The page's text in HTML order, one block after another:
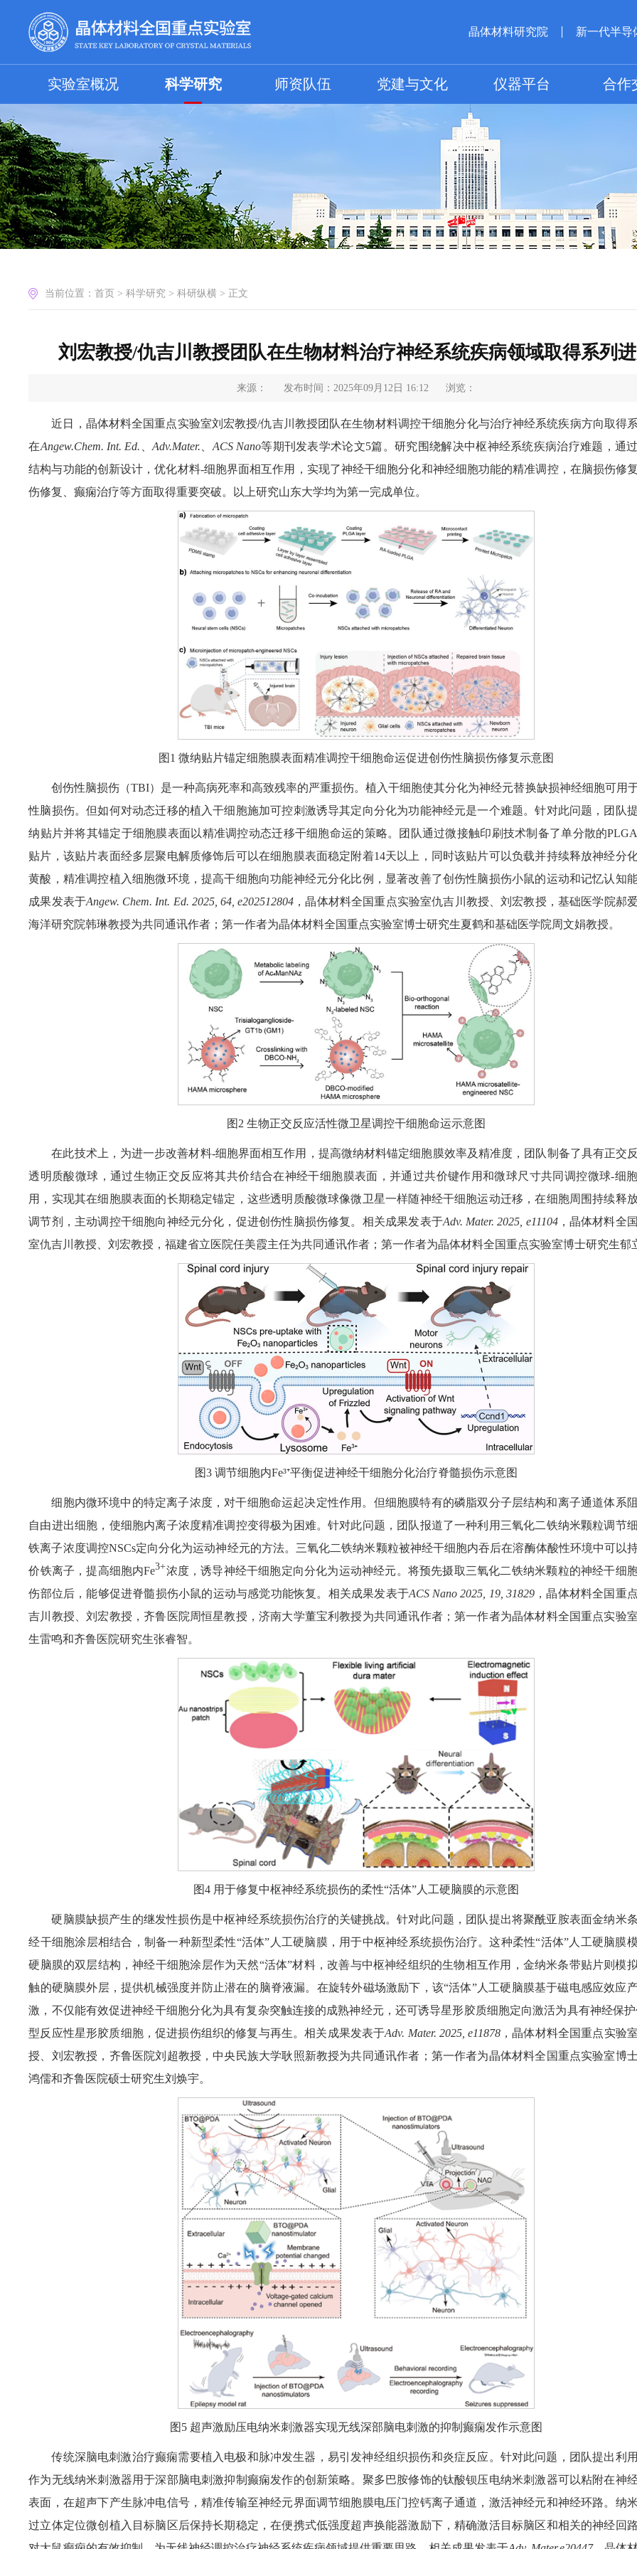
晶体材料研究院 新一代半导
实验室概况 科学研究 师资队伍 党建与文化 仪器平台 合作
当前位置： 首页 > 科学研究 > 科研纵横 > 正文
刘宏教授/仇吉川教授团队在生物材料治疗神经系统疾病领域取得系列
来源： 发布时间：2025年09月12日 16:12 浏览：
近日，晶体材料全国重点实验室刘宏教授/仇吉川教授团队在生物材料调控干细胞分化与治疗神经系统疾病方向取得
在Angew.Chem. Int. Ed. Adv.Mater. ACS Nano等期刊发表学术论文5篇。研究围绕解决中枢神经系统疾病治疗难题，通
结构与功能的创新设计，优化材料-细胞界面相互作用，实现了神经干细胞分化和神经细胞功能的精准调控，在脑损伤修
伤修复、癫痫治疗等方面取得重要突破。以上研究山东大学均为第一完成单位。
图1 微纳贴片锚定细胞膜表面精准调控干细胞命运促进创伤性脑损伤修复示意图
创伤性脑损伤（TBI）是一种高病死率和高致残率的严重损伤。植入干细胞使其分化为神经元替换缺损神经细胞可用
性脑损伤。但如何对动态迁移的植入干细胞施加可控刺激诱导其定向分化为功能神经元是一个难题。针对此问题，团队
纳贴片并将其锚定于细胞膜表面以精准调控动态迁移干细胞命运的策略。团队通过微接触印刷技术制备了单分散的
贴片，该贴片表面经多层聚电解质修饰后可以在细胞膜表面稳定附着14天以上，同时该贴片可以负载并持续释放神经分
黄酸，精准调控植入细胞微环境，提高干细胞向功能神经元分化比例，显著改善了创伤性脑损伤小鼠的运动和记忆认知
成果发表于Angew. Chem. Int. Ed. 2025, 64, e202512804 ，晶体材料全国重点实验室仇吉川教授、刘宏教授，基础医学院郝
海洋研究院韩琳教授为共同通讯作者；第一作者为晶体材料全国重点实验室博士研究生夏鹤和基础医学院周文娟教授。
图2 生物正交反应活性微卫星调控干细胞命运示意图
在此技术上，为进一步改善材料-细胞界面相互作用，提高微纳材料锚定细胞膜效率及精准度，团队制备了具有正交
透明质酸微球，通过生物正交反应将其共价结合在神经干细胞膜表面，并通过共价键作用和微球尺寸共同调控微球-细
用，实现其在细胞膜表面的长期稳定锚定，这些透明质酸微球像微卫星一样随神经干细胞运动迁移，在细胞周围持续释
调节剂，主动调控干细胞向神经元分化，促进创伤性脑损伤修复。相关成果发表于Adv. Mater. 2025, e11104，晶体材料全
室仇吉川教授、刘宏教授，福建省立医院任美霞主任为共同通讯作者；第一作者为晶体材料全国重点实验室博士研究生郁
图3 调节细胞内Fe³⁺平衡促进神经干细胞分化治疗脊髓损伤示意图
细胞内微环境中的特定离子浓度，对干细胞命运起决定性作用。但细胞膜特有的磷脂双分子层结构和离子通道体系
自由进出细胞，使细胞内离子浓度精准调控变得极为困难。针对此问题，团队报道了一种利用三氧化二铁纳米颗粒调节
铁离子浓度调控NSCs定向分化为运动神经元的方法。三氧化二铁纳米颗粒被神经干细胞内吞后在溶酶体酸性环境中可以
价铁离子，提高细胞内Fe3+浓度，诱导神经干细胞定向分化为运动神经元。将预先摄取三氧化二铁纳米颗粒的神经干细
伤部位后，能够促进脊髓损伤小鼠的运动与感觉功能恢复。相关成果发表于ACS Nano 2025, 19, 31829，晶体材料全国重
吉川教授、刘宏教授，齐鲁医院周恒星教授，济南大学董宝利教授为共同通讯作者；第一作者为晶体材料全国重点实验
生雷鸣和齐鲁医院研究生张睿智。
图4 用于修复中枢神经系统损伤的柔性“活体”人工硬脑膜的示意图
硬脑膜缺损产生的继发性损伤是中枢神经系统损伤治疗的关键挑战。针对此问题，团队提出将聚酰亚胺表面金纳米
经干细胞涂层相结合，制备一种新型柔性“活体”人工硬脑膜，用于中枢神经系统损伤治疗。这种柔性“活体”人工硬脑膜
硬脑膜的双层结构，神经干细胞涂层作为天然“活体”材料，改善与中枢神经组织的生物相互作用，金纳米条带贴片则模
触的硬脑膜外层，提供机械强度并防止潜在的脑脊液漏。在旋转外磁场激励下，该“活体”人工硬脑膜基于磁电感应效应
激，不仅能有效促进神经干细胞分化为具有复杂突触连接的成熟神经元，还可诱导星形胶质细胞定向激活为具有神经保
型反应性星形胶质细胞，促进损伤组织的修复与再生。相关成果发表于Adv. Mater. 2025, e11878，晶体材料全国重点实验
授、刘宏教授，齐鲁医院刘超教授，中央民族大学耿照新教授为共同通讯作者；第一作者为晶体材料全国重点实验室博
鸿儒和齐鲁医院硕士研究生刘焕宇。
图5 超声激励压电纳米刺激器实现无线深部脑电刺激的抑制癫痫发作示意图
传统深脑电刺激治疗癫痫需要植入电极和脉冲发生器，易引发神经组织损伤和炎症反应。针对此问题，团队提出利
作为无线纳米刺激器用于深部脑电刺激抑制癫痫发作的创新策略。聚多巴胺修饰的钛酸钡压电纳米刺激器可以粘附在神
表面，在超声下产生脉冲电信号，精准传输至神经元界面调节细胞膜电压门控钙离子通道，激活神经元和神经环路。纳
过立体定位微创植入目标脑区后保持长期稳定，在便携式低强度超声换能器激励下，精确激活目标脑区和相关的神经回